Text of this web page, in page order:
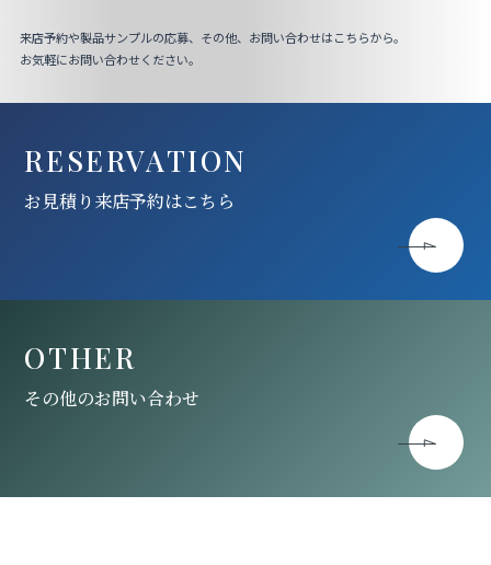
来店予約や製品サンプルの応募、その他、お問い合わせはこちらから。
お気軽にお問い合わせください。
RESERVATION
お見積り来店予約はこちら
OTHER
その他のお問い合わせ